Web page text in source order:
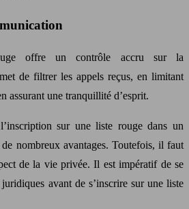
offre un contrôle accru sur la
de filtrer les appels reçus, en limitant
assurant une tranquillité d’esprit.
sur une liste rouge dans un
nombreux avantages. Toutefois, il faut
de la vie privée. Il est impératif de se
avant de s’inscrire sur une liste